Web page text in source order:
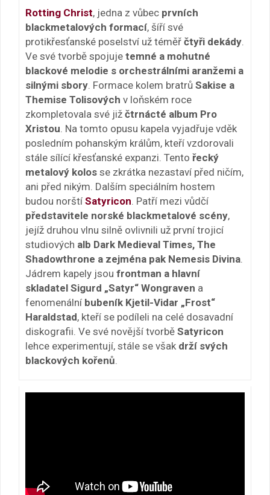
Rotting Christ, jedna z vůbec prvních
blackmetalových formací, šíří své
protikřesťanské poselství už téměř čtyři dekády
Ve své tvorbě spojuje temné a mohutné
blackové melodie s orchestrálními aranžemi a
silnými sbory . Formace kolem bratrů Sakise a
Themise Tolisových v loňském roce
zkompletovala své již čtrnácté album Pro
Xristou . Na tomto opusu kapela vyjadřuje vděk
posledním pohanským králům, kteří vzdorovali
stále sílící křesťanské expanzi. Tento řecký
metalový kolos se zkrátka nezastaví před ničím,
ani před nikým. Dalším speciálním hostem
budou norští Satyricon . Patří mezi vůdčí
představitele norské blackmetalové scény,
jejíž druhou vlnu silně ovlivnili už první trojicí
studiových alb Dark Medieval Times, The
Shadowthrone a zejména pak Nemesis Divina
Jádrem kapely jsou frontman a hlavní
skladatel Sigurd „Satyr“ Wongraven a
fenomenální bubeník Kjetil-Vidar „Frost“
Haraldstad, kteří se podíleli na celé dosavadní
diskografii. Ve své novější tvorbě Satyricon
lehce experimentují, stále se však drží svých
blackových kořenů